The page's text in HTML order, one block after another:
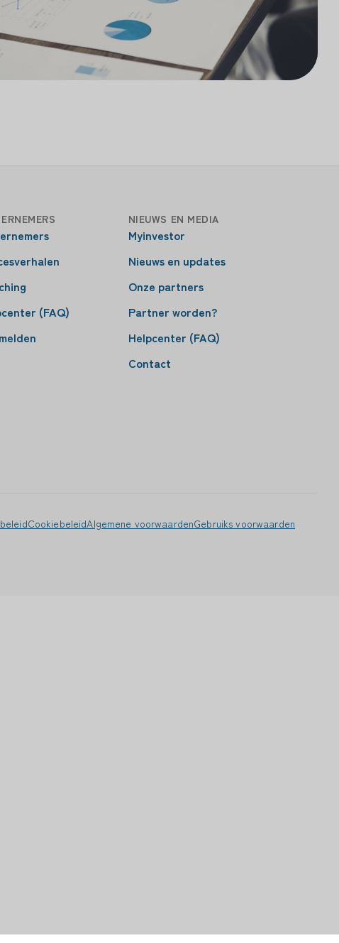
(FAQ)
NIEUWS EN MEDIA
Myinvestor
Nieuws en updates
Onze partners
Partner worden?
Helpcenter (FAQ)
Contact
CookiebeleidAlgemene voorwaardenGebruiks voorwaarden